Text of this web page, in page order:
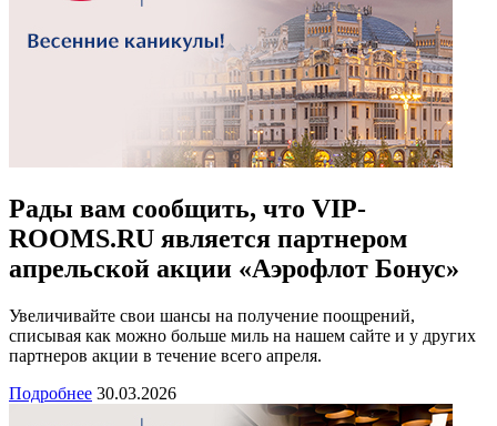
Рады вам сообщить, что VIP-
ROOMS.RU является партнером
апрельской акции «Аэрофлот Бонус»
Увеличивайте свои шансы на получение поощрений,
списывая как можно больше миль на нашем сайте и у других
партнеров акции в течение всего апреля.
Подробнее 30.03.2026